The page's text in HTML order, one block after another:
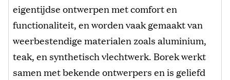
eigentijdse ontwerpen met comfort en
functionaliteit, en worden vaak gemaakt van
weerbestendige materialen zoals aluminium,
teak, en synthetisch vlechtwerk. Borek werkt
samen met bekende ontwerpers en is geliefd